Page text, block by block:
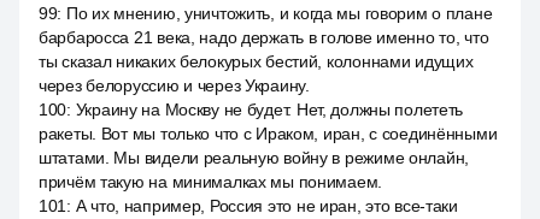
99: По их мнению, уничтожить, и когда мы говорим о плане
барбаросса 21 века, надо держать в голове именно то, что
ты сказал никаких белокурых бестий, колоннами идущих
через белоруссию и через Украину.
100: Украину на Москву не будет. Нет, должны полететь
ракеты. Вот мы только что с Ираком, иран, с соединёнными
штатами. Мы видели реальную войну в режиме онлайн,
причём такую на минималках мы понимаем.
101 : А что, например, Россия это не иран, это все-таки